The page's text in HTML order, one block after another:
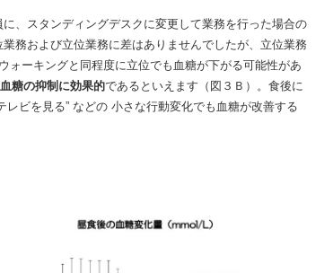
、スタンディングデスクに変更して業務を行った場合の
務および立位業務に差はありませんでしたが、立位業務
ォーキングと同程度に立位でも血糖が下がる可能性があ
糖の抑制に効果的であるといえます（図３Ｂ）。食後に
レビを見る” などの 小さな行動変化でも血糖が改善する